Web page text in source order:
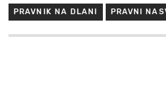
PRAVNIK NA DLANI PRAVNI